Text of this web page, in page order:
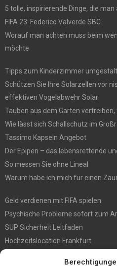
5 tolle, inspirierende Dinge, die
FIFA 23: Federico Valverde SBC
Worauf man achten muss beim
möchte
Tipps zum Kinderzimmer
Schützen Sie Ihre Solarzellen vor
effektiven Vogelabwehr Solar
Tauben aus dem Garten
Wie lässt sich Schallschutz im
Tassimo Kapseln Angebot
Der Epipen – das lebensrettende
So messen Sie ohne Lineal
Warum habe ich mich für einen
Geld verdienen mit FIFA spielen
Psychische Probleme sofort zum
SUP Sicherheit Leitfaden
Hochzeitslocation Frankfurt